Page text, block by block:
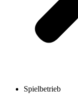
Spielbetrieb